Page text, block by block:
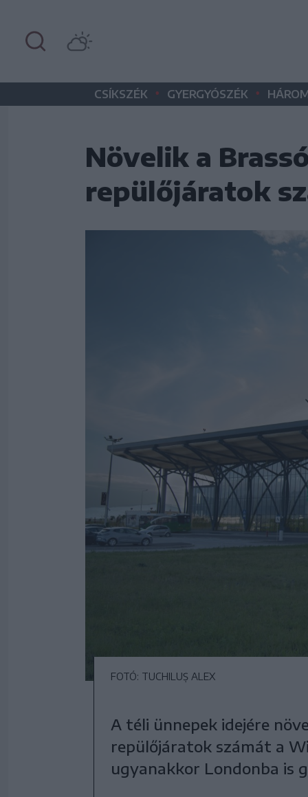
CSÍKSZÉK • GYERGYÓSZÉK •
Növelik a
repülőjáratok
FOTÓ: TUCHILUȘ ALEX
A téli ünnepek idejére
repülőjáratok számát a
ugyanakkor Londonba is